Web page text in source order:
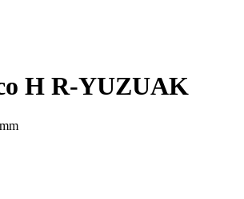
H R-YUZUAK